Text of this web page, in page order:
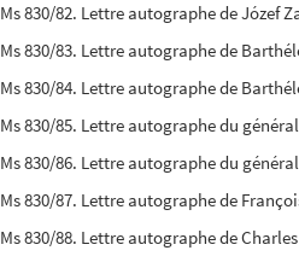
Ms 830/82. Lettre autographe de Józef
Ms 830/83. Lettre autographe de
Ms 830/84. Lettre autographe de
Ms 830/85. Lettre autographe du
Ms 830/86. Lettre autographe du
Ms 830/87. Lettre autographe de
Ms 830/88. Lettre autographe de